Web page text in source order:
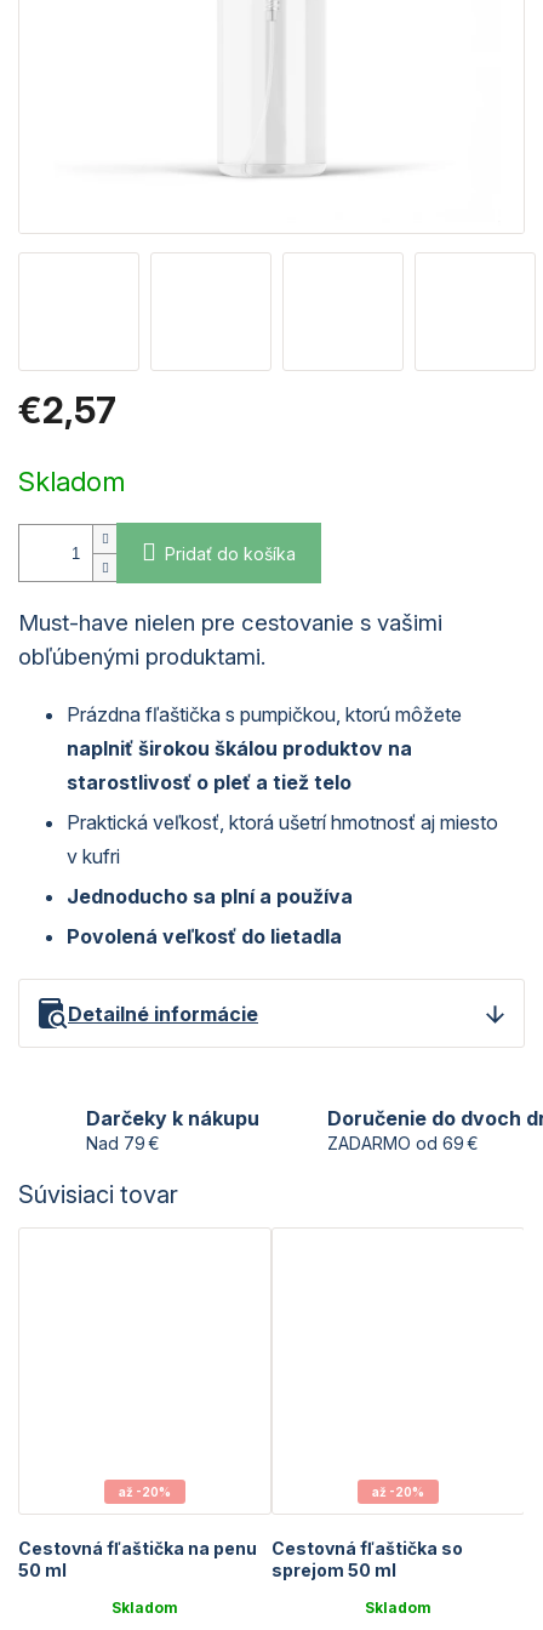
€2,57
cena:
Skladom
Pridať do košíka
Must-have nielen pre cestovanie s vašimi
obľúbenými produktami.
Prázdna fľaštička s pumpičkou, ktorú môžete
naplniť širokou škálou produktov na
starostlivosť o pleť a tiež telo
Praktická veľkosť, ktorá ušetrí hmotnosť aj miesto
v kufri
Jednoducho sa plní a používa
Povolená veľkosť do lietadla
Detailné informácie
Darčeky k nákupu
Nad 79 €
Doručenie do dvoch
ZADARMO od 69 €
Súvisiaci tovar
až -20%
Cestovná fľaštička na penu
50 ml
Skladom
až -20%
Cestovná fľaštička so
sprejom 50 ml
Skladom